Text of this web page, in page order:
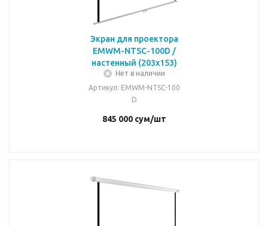
Экран для проектора
EMWM-NTSC-100D /
настенный (203x153)
Нет в наличии
Артикул: EMWM-NTSC-100
D
845 000 сум/шт